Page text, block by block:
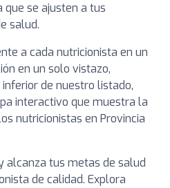
que se ajusten a tus
salud.
a cada nutricionista en un
en un solo vistazo,
de nuestro listado,
interactivo que muestra la
nutricionistas en Provincia
alcanza tus metas de salud
de calidad. Explora